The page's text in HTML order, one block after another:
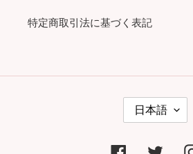
特定商取引法に基づく表記
日本語
FacebookTwitter